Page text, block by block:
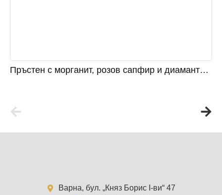
Пръстен с морганит, розов сапфир и диаманти 698
Варна, бул. „Княз Борис I-ви“ 47